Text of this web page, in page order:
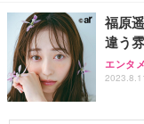
福原
違う
エンタメ